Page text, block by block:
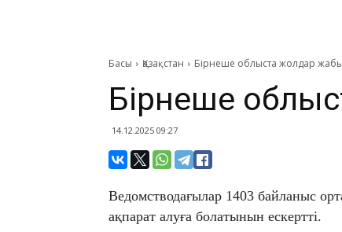
Басы Қазақстан Бірнеше облыста жолдар
Бірнеше
14.12.2025 09:27
Ведомстводағылар 1403 байланыс
ақпарат алуға болатынын ескертті.